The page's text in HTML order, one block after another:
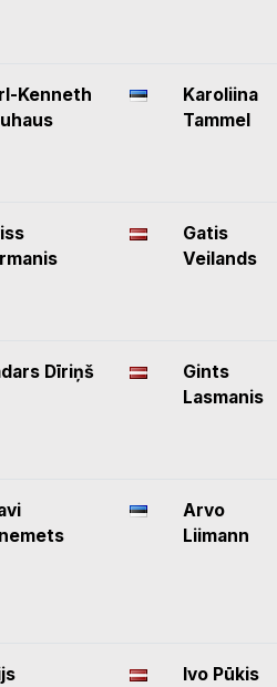
Kenneth
Karoliina
Tammel
Gatis
Veilands
Dīriņš
Gints
Lasmanis
Arvo
Liimann
Ivo Pūkis